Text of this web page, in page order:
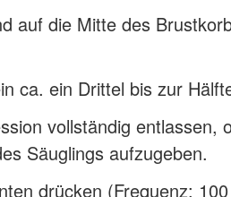
auf die Mitte des
ca. ein Drittel bis zur
vollständig entlassen,
Säuglings aufzugeben.
drücken (Frequenz: